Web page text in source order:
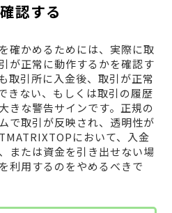
認する
確かめるためには、実際に取
が正常に動作するかを確認す
取引所に入金後、取引が正常
きない、もしくは取引の履歴
きな警告サインです。正規の
で取引が反映され、透明性が
において、入金
または資金を引き出せない場
利用するのをやめるべきで